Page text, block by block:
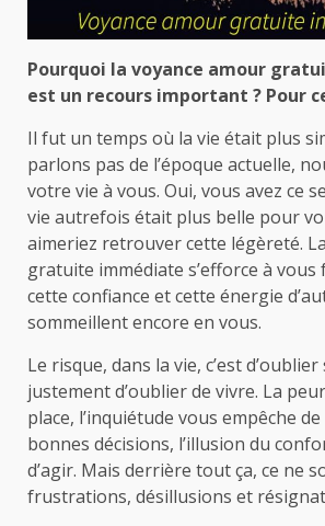
Pourquoi la voyance amour
est un recours important ? Pour
Il fut un temps où la vie était plus
parlons pas de l’époque actuelle,
votre vie à vous. Oui, vous avez ce
vie autrefois était plus belle pour
aimeriez retrouver cette légèreté.
gratuite immédiate s’efforce à
cette confiance et cette énergie
sommeillent encore en vous.
Le risque, dans la vie, c’est d’oublier
justement d’oublier de vivre. La
place, l’inquiétude vous empêche
bonnes décisions, l’illusion du
d’agir. Mais derrière tout ça, ce ne
frustrations, désillusions et